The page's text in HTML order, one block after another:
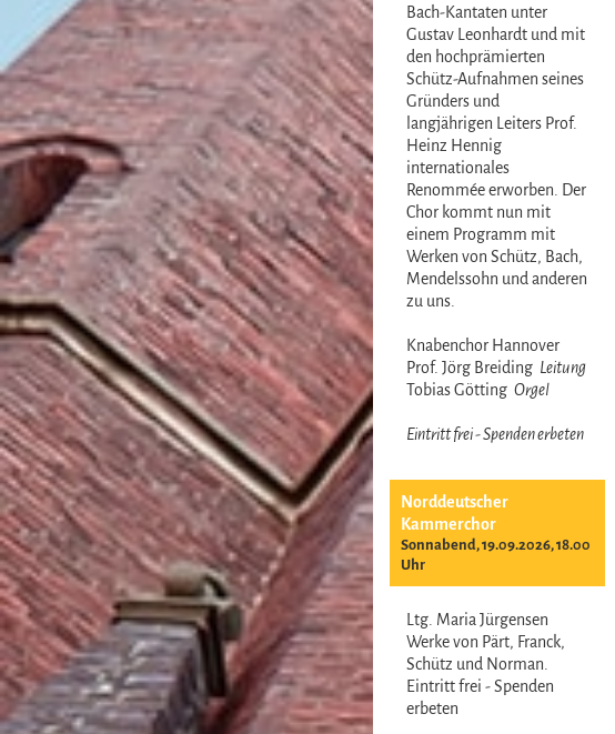
Bach-Kantaten unter
Gustav Leonhardt und mit
den hochprämierten
Schütz-Aufnahmen seines
Gründers und
langjährigen Leiters Prof.
Heinz Hennig
internationales
Renommée erworben. Der
Chor kommt nun mit
einem Programm mit
Werken von Schütz, Bach,
Mendelssohn und anderen
zu uns.
Knabenchor Hannover
Prof. Jörg Breiding Leitung
Tobias Götting Orgel
Eintritt frei - Spenden erbeten
Norddeutscher
Kammerchor
Sonnabend, 19.09.2026, 18.00
Uhr
Ltg. Maria Jürgensen
Werke von Pärt, Franck,
Schütz und Norman.
Eintritt frei - Spenden
erbeten